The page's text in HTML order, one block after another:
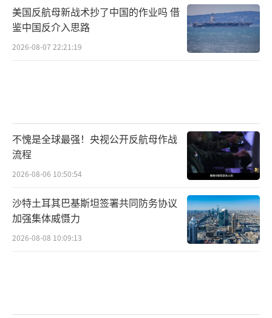
美国反航母新战术抄了中国的作业吗 借
鉴中国反介入思路
2026-08-07 22:21:19
不愧是全球最强！央视公开反航母作战
流程
2026-08-06 10:50:54
沙特土耳其巴基斯坦签署共同防务协议
加强集体威慑力
2026-08-08 10:09:13